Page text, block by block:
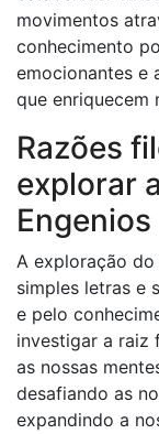
movimentos
conhecimento
emocionantes e
que enriquecem
Razões
explorar
Engenios
A exploração
simples letras e
e pelo
investigar a raiz
as nossas
desafiando as
expandindo a